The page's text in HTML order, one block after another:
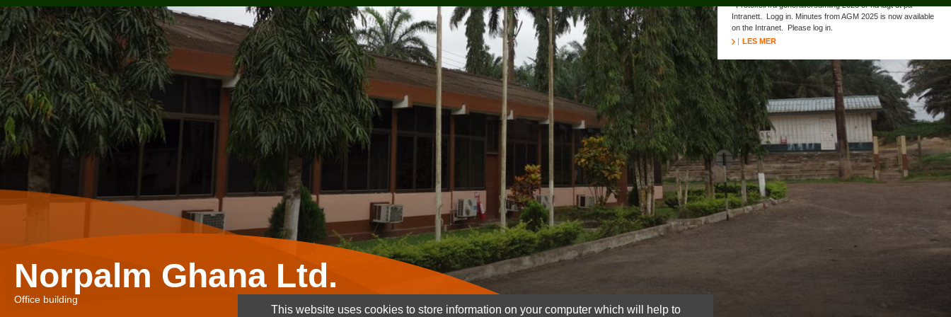
Protokoll fra generalforsamling 2025 er nå lagt ut på
Intranett. Logg in. Minutes from AGM 2025 is now available
on the Intranet. Please log in.
LES MER
Norpalm Ghana Ltd.
Office building
This website uses cookies to store information on your computer which will help to